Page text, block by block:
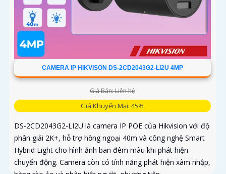
CAMERA IP HIKVISON DS-2CD2043G2-LI2U 4MP
Giá Bán: Liên hệ
Giá Khuyến Mại: 45%
DS-2CD2043G2-LI2U là camera IP POE của Hikvision với độ
phân giải 2K+, hỗ trợ hồng ngoại 40m và công nghệ Smart
Hybrid Light cho hình ảnh ban đêm màu khi phát hiện
chuyển động. Camera còn có tính năng phát hiện xâm nhập,